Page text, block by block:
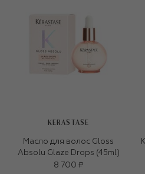
KERASTASE
Масло для волос Gloss
Absolu Glaze Drops (45ml)
8 700 ₽